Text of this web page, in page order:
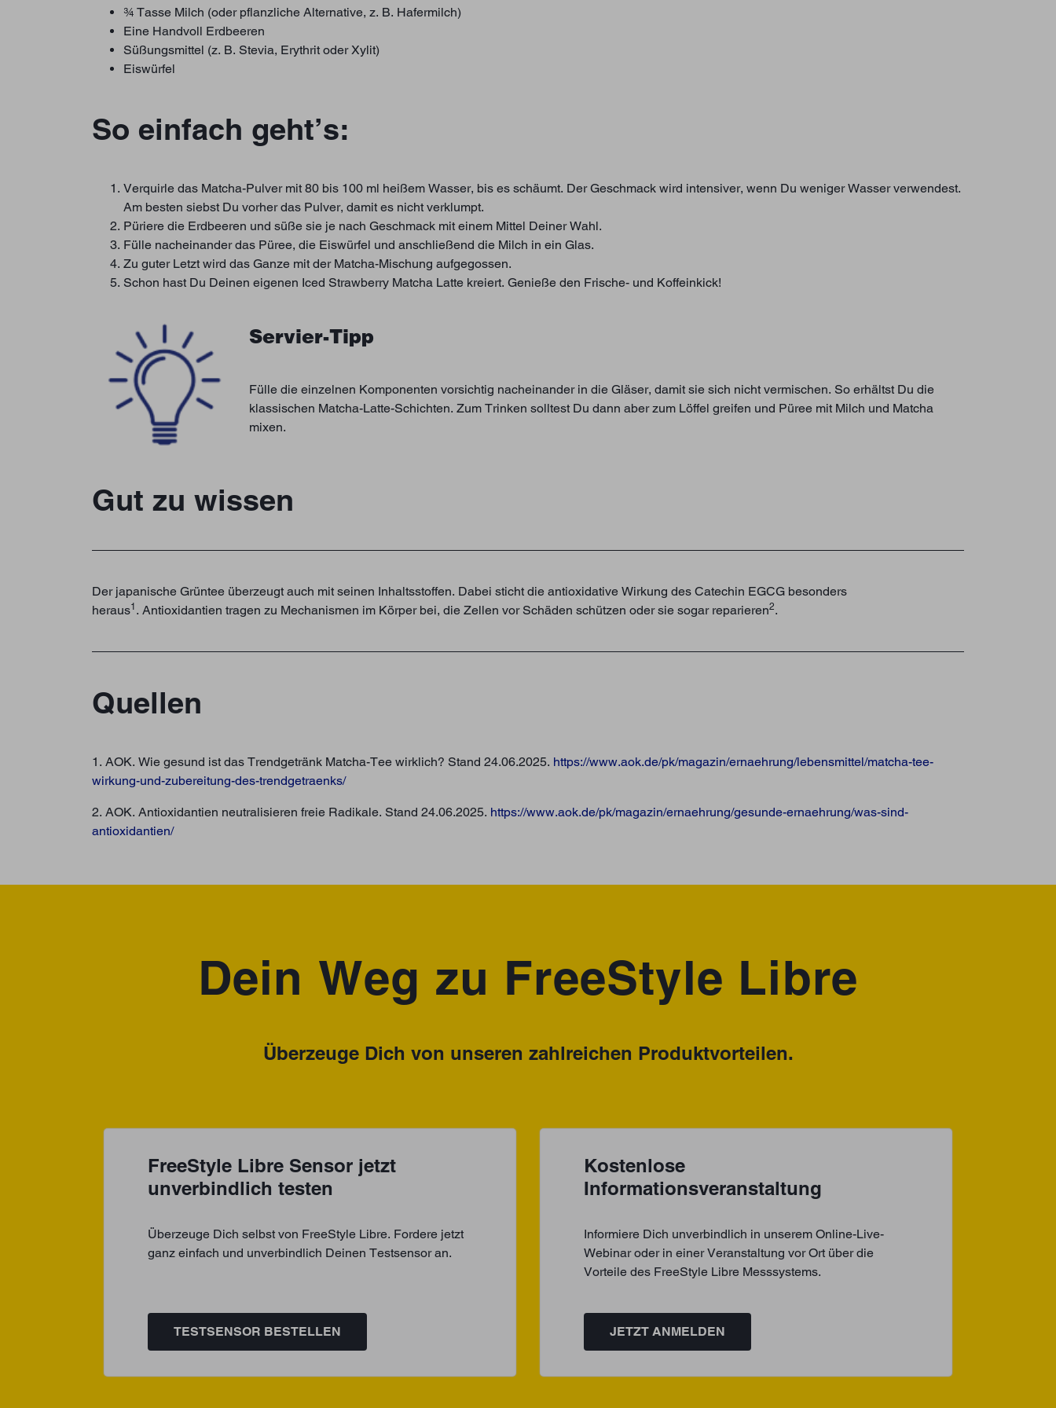
¾ Tasse Milch (oder pflanzliche Alternative, z. B. Hafermilch)
Eine Handvoll Erdbeeren
Süßungsmittel (z. B. Stevia, Erythrit oder Xylit)
Eiswürfel
So einfach geht’s:
Verquirle das Matcha-Pulver mit 80 bis 100 ml heißem Wasser, bis es schäumt. Der Geschmack wird intensiver, wenn Du weniger Wasser verwendest.
Am besten siebst Du vorher das Pulver, damit es nicht verklumpt.
Püriere die Erdbeeren und süße sie je nach Geschmack mit einem Mittel Deiner Wahl.
Fülle nacheinander das Püree, die Eiswürfel und anschließend die Milch in ein Glas.
Zu guter Letzt wird das Ganze mit der Matcha-Mischung aufgegossen.
Schon hast Du Deinen eigenen Iced Strawberry Matcha Latte kreiert. Genieße den Frische- und Koffeinkick!
Servier-Tipp
Fülle die einzelnen Komponenten vorsichtig nacheinander in die Gläser, damit sie sich nicht vermischen. So erhältst Du die
klassischen Matcha-Latte-Schichten. Zum Trinken solltest Du dann aber zum Löffel greifen und Püree mit Milch und Matcha
mixen.
Gut zu wissen
Der japanische Grüntee überzeugt auch mit seinen Inhaltsstoffen. Dabei sticht die antioxidative Wirkung des Catechin EGCG besonders
heraus1 . Antioxidantien tragen zu Mechanismen im Körper bei, die Zellen vor Schäden schützen oder sie sogar reparieren2.
Quellen
1. AOK. Wie gesund ist das Trendgetränk Matcha-Tee wirklich? Stand 24.06.2025. https://www.aok.de/pk/magazin/ernaehrung/lebensmittel/matcha-tee-
wirkung-und-zubereitung-des-trendgetraenks/
2. AOK. Antioxidantien neutralisieren freie Radikale. Stand 24.06.2025. https://www.aok.de/pk/magazin/ernaehrung/gesunde-ernaehrung/was-sind-
antioxidantien/
Dein Weg zu FreeStyle Libre
Überzeuge Dich von unseren zahlreichen Produktvorteilen.
FreeStyle Libre Sensor jetzt
unverbindlich testen
Überzeuge Dich selbst von FreeStyle Libre. Fordere jetzt
ganz einfach und unverbindlich Deinen Testsensor an.
TESTSENSOR BESTELLEN
Kostenlose
Informationsveranstaltung
Informiere Dich unverbindlich in unserem Online-Live-
Webinar oder in einer Veranstaltung vor Ort über die
Vorteile des FreeStyle Libre Messsystems.
JETZT ANMELDEN